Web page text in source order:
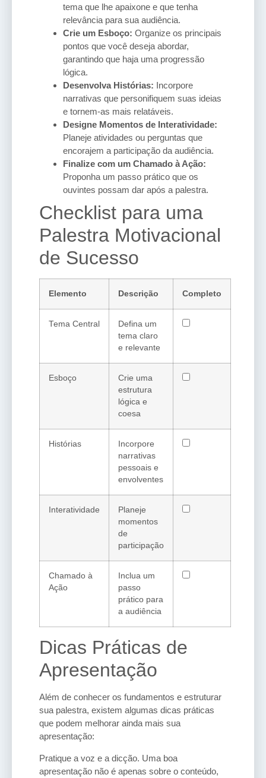
tema que lhe apaixone e que tenha
relevância para sua audiência.
Crie um Esboço: Organize os principais
pontos que você deseja abordar,
garantindo que haja uma progressão
lógica.
Desenvolva Histórias: Incorpore
narrativas que personifiquem suas ideias
e tornem-as mais relatáveis.
Designe Momentos de Interatividade:
Planeje atividades ou perguntas que
encorajem a participação da audiência.
Finalize com um Chamado à Ação:
Proponha um passo prático que os
ouvintes possam dar após a palestra.
Checklist para uma
Palestra Motivacional
de Sucesso
Elemento Descrição Completo
Tema Central
Defina um
tema claro
e relevante
Esboço
Crie uma
estrutura
lógica e
coesa
Histórias
Incorpore
narrativas
pessoais e
envolventes
Interatividade
Planeje
momentos
de
participação
Chamado à
Ação
Inclua um
passo
prático para
a audiência
Dicas Práticas de
Apresentação
Além de conhecer os fundamentos e estruturar
sua palestra, existem algumas dicas práticas
que podem melhorar ainda mais sua
apresentação:
Pratique a voz e a dicção. Uma boa
apresentação não é apenas sobre o conteúdo,